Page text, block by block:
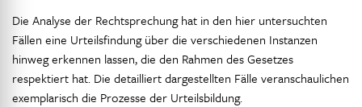
Die Analyse der Rechtsprechung hat in den hier untersuchten
Fällen eine Urteilsfindung über die verschiedenen Instanzen
hinweg erkennen lassen, die den Rahmen des Gesetzes
respektiert hat. Die detailliert dargestellten Fälle veranschaulichen
exemplarisch die Prozesse der Urteilsbildung.